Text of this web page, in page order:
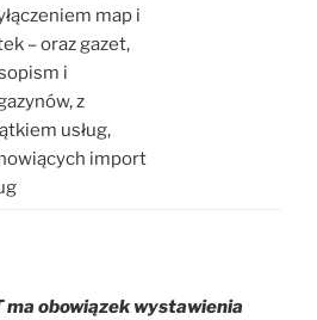
map i
– oraz gazet,
i
z
usług,
import
ma obowiązek wystawienia